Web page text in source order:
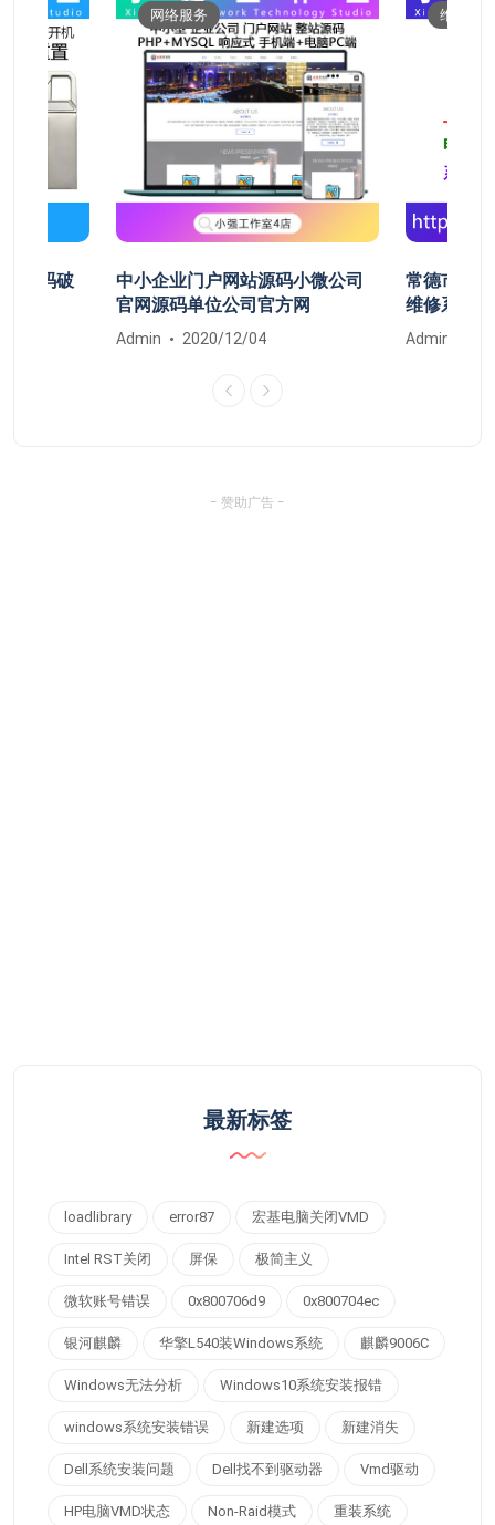
密码破
网络服务
中小企业门户网站源码小微公司
官网源码单位公司官方网
Admin 2020/12/04
维修服
常德市鼎
维修系统
Admin
- 赞助广告 -
最新标签
loadlibrary error87 宏基电脑关闭VMD
Intel RST关闭 屏保 极简主义
微软账号错误 0x800706d9 0x800704ec
银河麒麟 华擎L540装Windows系统 麒麟9006C
Windows无法分析 Windows10系统安装报错
windows系统安装错误 新建选项 新建消失
Dell系统安装问题 Dell找不到驱动器 Vmd驱动
HP电脑VMD状态 Non-Raid模式 重装系统